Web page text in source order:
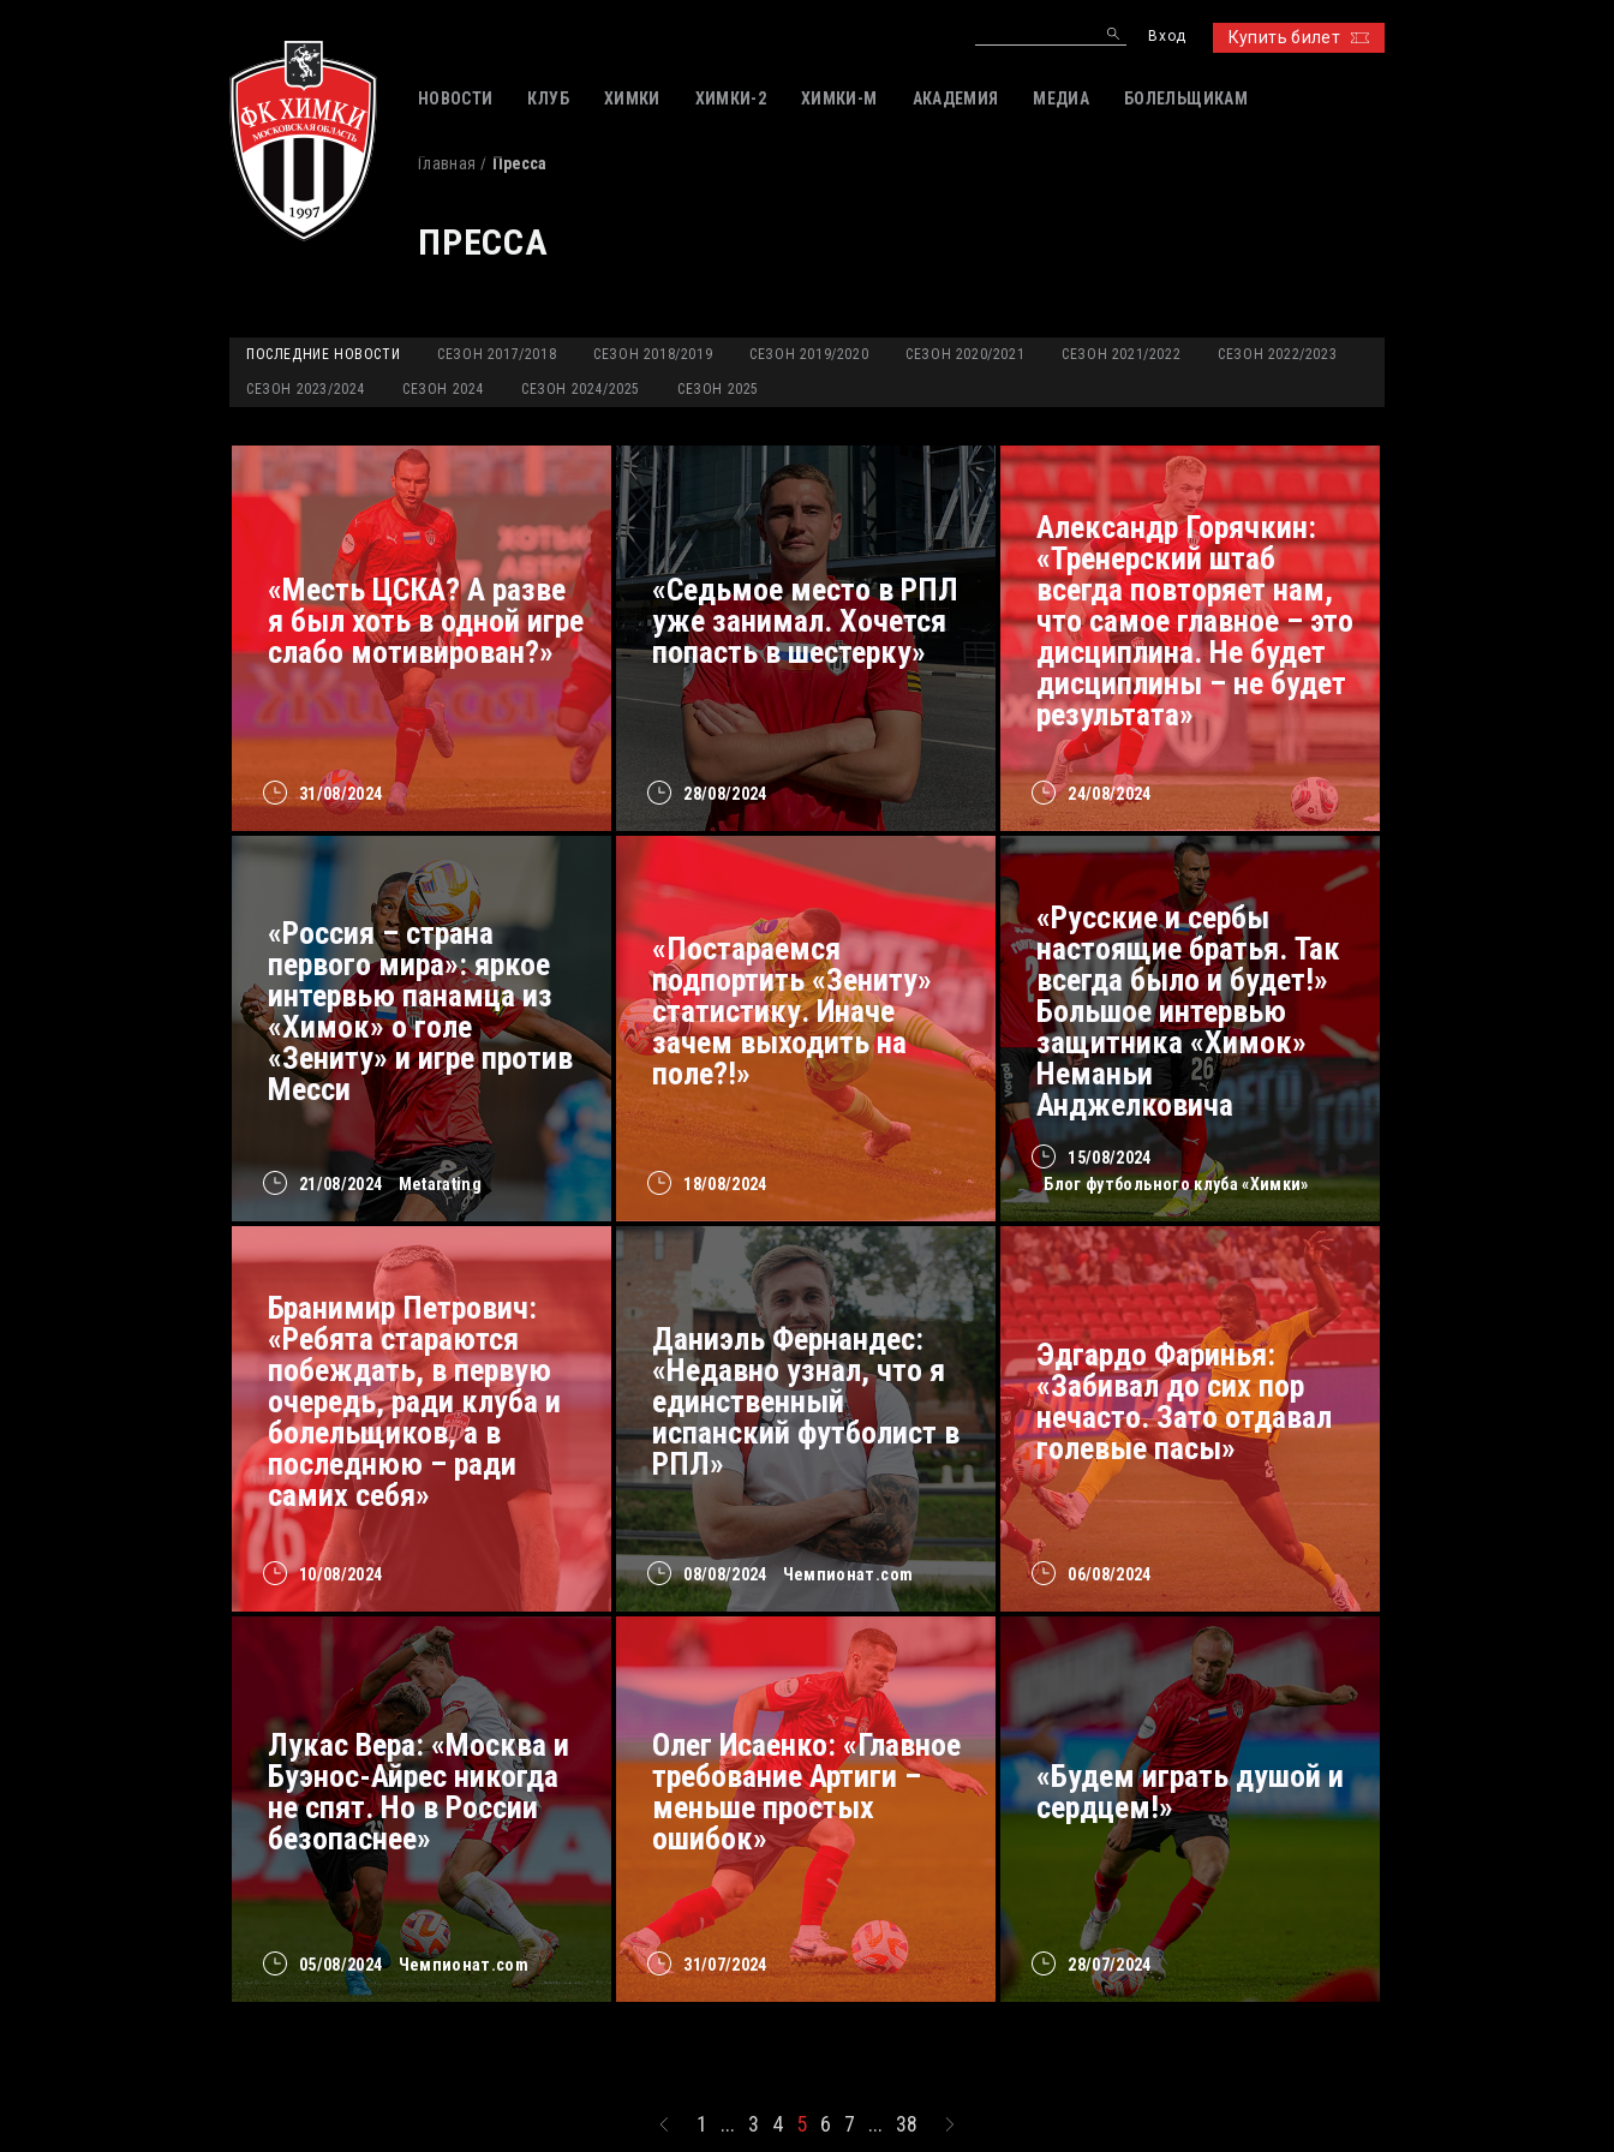
Купить билет
Вход
НОВОСТИ КЛУБ ХИМКИ ХИМКИ-2 ХИМКИ-M АКАДЕМИЯ МЕДИА БОЛЕЛЬЩИКАМ
Главная Пресса
ПРЕССА
ПОСЛЕДНИЕ НОВОСТИ СЕЗОН 2017/2018 СЕЗОН 2018/2019 СЕЗОН 2019/2020 СЕЗОН 2020/2021 СЕЗОН 2021/2022 СЕЗОН 2022/2023
СЕЗОН 2023/2024 СЕЗОН 2024 СЕЗОН 2024/2025 СЕЗОН 2025
31/08/2024
«Месть ЦСКА? А разве
я был хоть в одной игре
слабо мотивирован?»
28/08/2024
«Седьмое место в РПЛ
уже занимал. Хочется
попасть в шестерку»
24/08/2024
Александр Горячкин:
«Тренерский штаб
всегда повторяет нам,
что самое главное – это
дисциплина. Не будет
дисциплины – не будет
результата»
21/08/2024 Metarating
«Россия – страна
первого мира»: яркое
интервью панамца из
«Химок» о голе
«Зениту» и игре против
Месси
18/08/2024
«Постараемся
подпортить «Зениту»
статистику. Иначе
зачем выходить на
поле?!»
15/08/2024
Блог футбольного клуба «Химки»
«Русские и сербы
настоящие братья. Так
всегда было и будет!»
Большое интервью
защитника «Химок»
Неманьи
Анджелковича
10/08/2024
Бранимир Петрович:
«Ребята стараются
побеждать, в первую
очередь, ради клуба и
болельщиков, а в
последнюю – ради
самих себя»
08/08/2024 Чемпионат.com
Даниэль Фернандес:
«Недавно узнал, что я
единственный
испанский футболист в
РПЛ»
06/08/2024
Эдгардо Фаринья:
«Забивал до сих пор
нечасто. Зато отдавал
голевые пасы»
05/08/2024 Чемпионат.com
Лукас Вера: «Москва и
Буэнос-Айрес никогда
не спят. Но в России
безопаснее»
31/07/2024
Олег Исаенко: «Главное
требование Артиги –
меньше простых
ошибок»
28/07/2024
«Будем играть душой и
сердцем!»
1 ... 3 4 5 6 7 ... 38